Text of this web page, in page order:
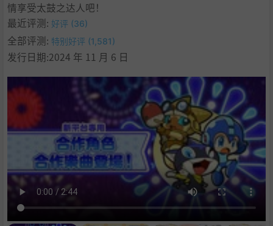
情享受太鼓之达人吧！
最近评测: 好评 (36)
全部评测: 特别好评 (1,581)
发行日期:2024 年 11 月 6 日